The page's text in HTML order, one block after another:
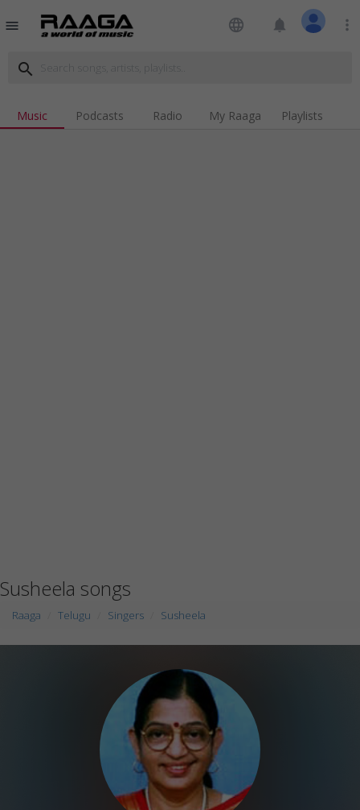
menu language notifications more_vert
search
Music Podcasts Radio My Raaga Playlists
Susheela songs
Raaga Telugu Singers Susheela